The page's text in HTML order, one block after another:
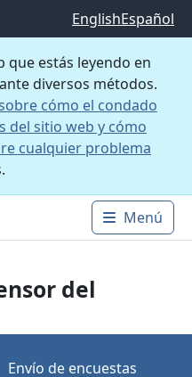
EnglishEspañol
que estás leyendo en
diversos métodos.
cómo el condado
del sitio web y cómo
cualquier problema
Main
Menú
del
Envío de encuestas